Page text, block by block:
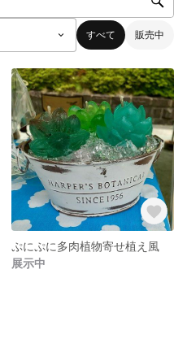
すべて 販売中
ぷにぷに多肉植物寄せ植え風
展示中